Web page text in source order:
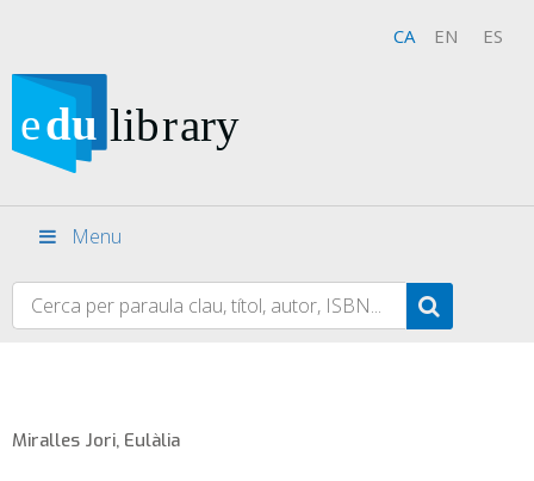
CA EN ES
Menu
Miralles Jori, Eulàlia